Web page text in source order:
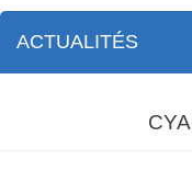
ACTUALITÉS